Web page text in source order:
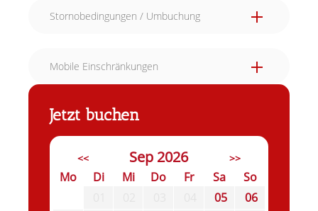
Stornobedingungen / Umbuchung
Mobile Einschränkungen
Jetzt buchen
<< Sep 2026 >>
Mo Di Mi Do Fr Sa
So
05
06